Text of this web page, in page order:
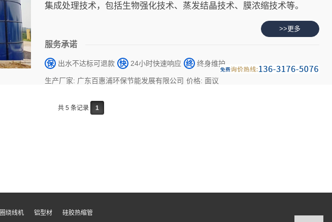
集成处理技术，包括生物强化技术、蒸发结晶技术、膜浓缩技术等。
>>更多
服务承诺
保 出水不达标可退款 快 24小时快速响应 终 终身维护
生产厂家: 广东百惠浦环保节能发展有限公司 价格: 面议
共 5 条记录 1
绕线机 铝型材 硅胶热缩管